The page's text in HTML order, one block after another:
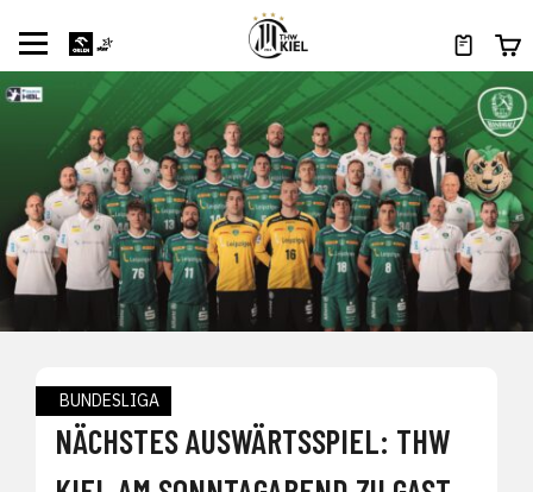
BUNDESLIGA
NÄCHSTES AUSWÄRTSSPIEL: THW